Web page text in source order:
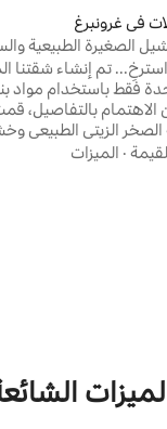
في غرونبرغ
الصغيرة الطبيعية
تم إنشاء شقتنا
الاهتمام بالتفاصيل،
الصخر الزيتي الطبيعي
عالي الجودة
بوابة فوغلسبيرج، يوجد
· الميزات